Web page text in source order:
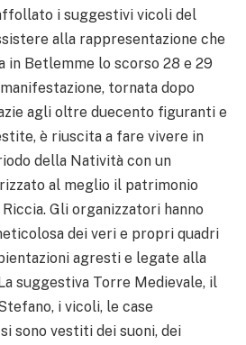
i suggestivi vicoli del
alla rappresentazione che
in Betlemme lo scorso 28 e 29
tornata dopo
agli oltre duecento figuranti e
è riuscita a fare vivere in
della Natività con un
al meglio il patrimonio
Gli organizzatori hanno
dei veri e propri quadri
agresti e legate alla
suggestiva Torre Medievale, il
i vicoli, le case
sono vestiti dei suoni, dei